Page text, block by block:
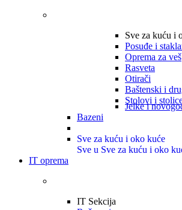
Sve za kuću i
Posuđe i
Oprema za veš
Rasveta
Otirači
Baštenski i
Stolovi i
Jelke i
Bazeni
Sve za kuću i oko kuće
Sve u Sve za kuću i oko
IT oprema
IT Sekcija